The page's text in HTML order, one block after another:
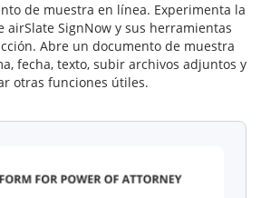
de muestra en línea. Experimenta la
SignNow y sus herramientas
Abre un documento de muestra
fecha, texto, subir archivos adjuntos y
otras funciones útiles.